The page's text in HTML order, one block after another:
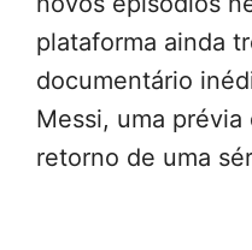
plataforma ainda
documentário
Messi, uma prévia
retorno de uma